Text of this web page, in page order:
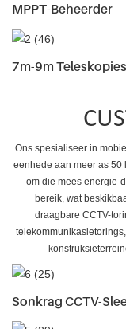
MPPT-Beheerder
7m-9m
Ons spesialiseer in
eenhede aan meer as 50
om die mees energie-
bereik, wat
draagbare CCTV-
Sonkrag CCTV-